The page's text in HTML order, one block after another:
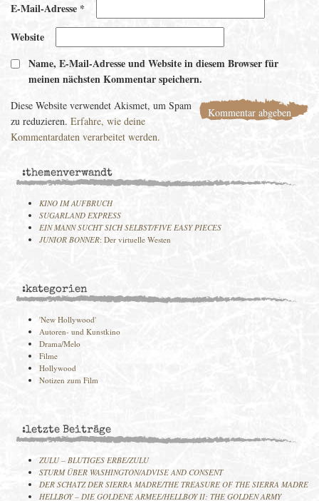
E-Mail-Adresse *
Website
Name, E-Mail-Adresse und Website in diesem Browser für
meinen nächsten Kommentar speichern.
Diese Website verwendet Akismet, um Spam
zu reduzieren. Erfahre, wie deine
Kommentardaten verarbeitet werden.
:themenverwandt
KINO IM AUFBRUCH
SUGARLAND EXPRESS
EIN MANN SUCHT SICH SELBST/FIVE EASY PIECES
JUNIOR BONNER: Der virtuelle Westen
:kategorien
'New Hollywood'
Autoren- und Kunstkino
Drama/Melo
Filme
Hollywood
Notizen zum Film
:letzte Beiträge
ZULU – BLUTIGES ERBE/ZULU
STURM ÜBER WASHINGTON/ADVISE AND CONSENT
DER SCHATZ DER SIERRA MADRE/THE TREASURE OF THE SIERRA MADRE
HELLBOY – DIE GOLDENE ARMEE/HELLBOY II: THE GOLDEN ARMY